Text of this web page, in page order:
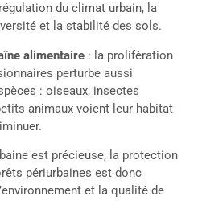
du climat urbain, la
et la stabilité des sols.
alimentaire : la prolifération
perturbe aussi
: oiseaux, insectes
animaux voient leur habitat
est précieuse, la protection
périurbaines est donc
et la qualité de